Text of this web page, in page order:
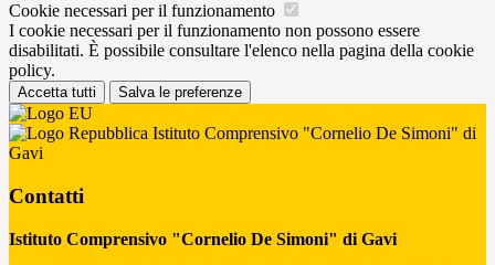
Cookie necessari per il funzionamento
I cookie necessari per il funzionamento non possono essere
disabilitati. È possibile consultare l'elenco nella pagina della cookie
policy.
Accetta tutti Salva le preferenze
Istituto Comprensivo "Cornelio De Simoni" di
Gavi
Contatti
Istituto Comprensivo "Cornelio De Simoni" di Gavi